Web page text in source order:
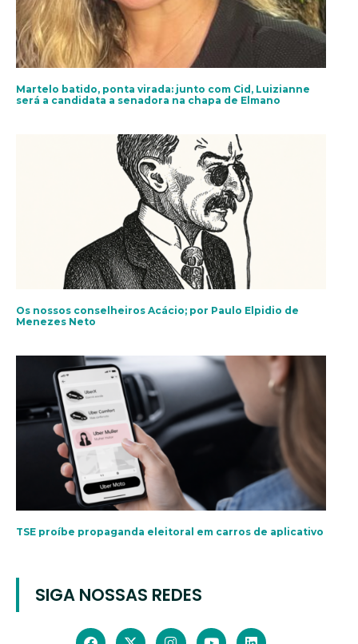
Martelo batido, ponta virada: junto com Cid, Luizianne
será a candidata a senadora na chapa de Elmano
Os nossos conselheiros Acácio; por Paulo Elpidio de
Menezes Neto
TSE proíbe propaganda eleitoral em carros de aplicativo
SIGA NOSSAS REDES